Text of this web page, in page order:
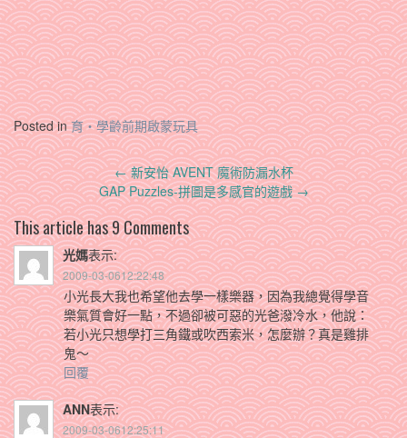
Posted in育‧學齡前期啟蒙玩具
Post
navigation
←新安怡 AVENT 魔術防漏水杯
GAP Puzzles-拼圖是多感官的遊戲→
This article has 9 Comments
光媽表示:
2009-03-0612:22:48
小光長大我也希望他去學一樣樂器，因為我總覺得學音
樂氣質會好一點，不過卻被可惡的光爸潑冷水，他說：
若小光只想學打三角鐵或吹西索米，怎麼辦？真是雞排
鬼～
回覆
ANN表示:
2009-03-0612:25:11